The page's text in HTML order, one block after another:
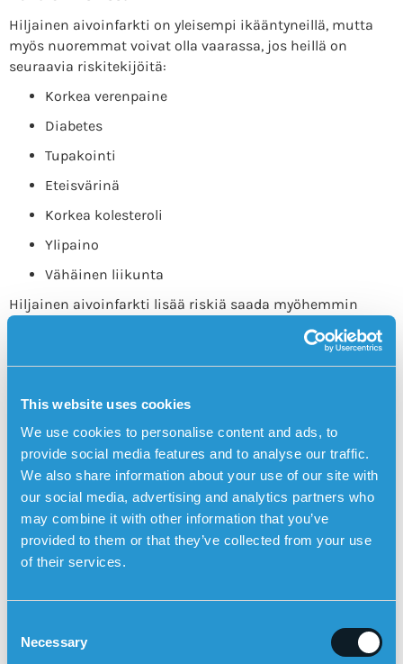
This website uses cookies
We use cookies to personalise content and ads, to
provide social media features and to analyse our traffic.
We also share information about your use of our site with
our social media, advertising and analytics partners who
may combine it with other information that you’ve
provided to them or that they’ve collected from your use
of their services.
Necessary
Hiljainen aivoinfarkti on yleisempi ikääntyneillä, mutta
myös nuoremmat voivat olla vaarassa, jos heillä on
seuraavia riskitekijöitä:
Korkea verenpaine
Diabetes
Tupakointi
Eteisvärinä
Korkea kolesteroli
Ylipaino
Vähäinen liikunta
Hiljainen aivoinfarkti lisää riskiä saada myöhemmin
selväoireinen ja vakava aivoinfarkti
mainituista oireista – etenkin jos ne kehittyvät vähitellen
ja vaikuttavat arkeen – kannattaa olla yhteydessä
lääkäriin. Riskitekijöiden varhainen tunnistaminen ja
hoito voi
ehkäistä uusia aivoinfarkteja
ja vakavampia
Hoito voi sisältää lääkkeitä verihyytymien
liuottamiseksi
Aivohalvauksen hoitoon voi kuulua lääkkeitä, jotka
ja fysioterapiaa, joka auttaa
palauttamaan menetetyt toiminnot ja parantamaan